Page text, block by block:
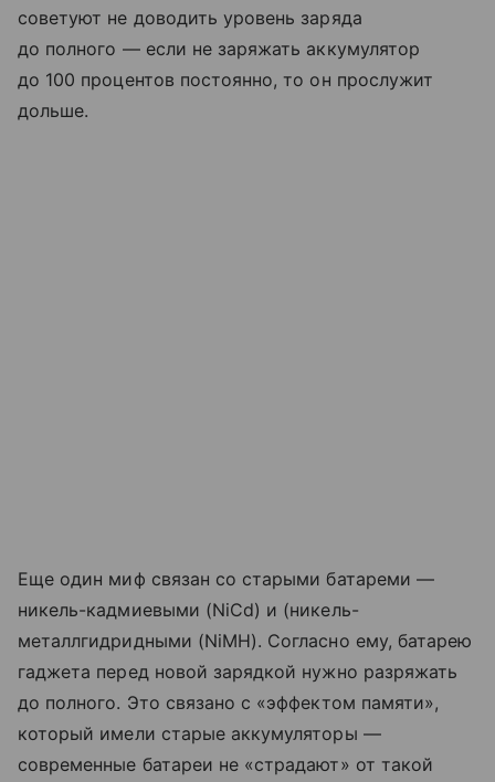
советуют не доводить уровень заряда
до полного — если не заряжать аккумулятор
до 100 процентов постоянно, то он прослужит
дольше.
Еще один миф связан со старыми батареми —
никель-кадмиевыми (NiCd) и (никель-
металлгидридными (NiMH). Согласно ему, батарею
гаджета перед новой зарядкой нужно разряжать
до полного. Это связано с «эффектом памяти»,
который имели старые аккумуляторы —
современные батареи не «страдают» от такой